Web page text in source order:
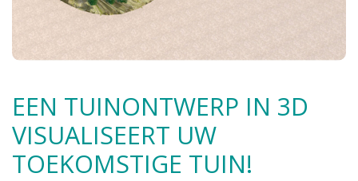
EEN TUINONTWERP IN 3D
VISUALISEERT UW
TOEKOMSTIGE TUIN!